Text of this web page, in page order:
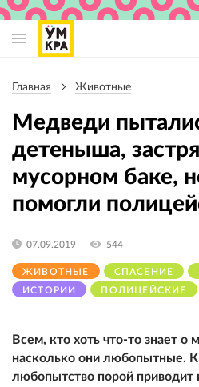
навигации
Главная Животные
Медведи
детеныша,
мусорном баке,
помогли
ЖИВОТНЫЕ СПАСЕНИЕ
ИСТОРИИ
ПОЛИЦЕЙСКИЕ
07.09.2019 544
Всем, кто хоть что-то знает о
насколько они любопытные.
любопытство порой приводит